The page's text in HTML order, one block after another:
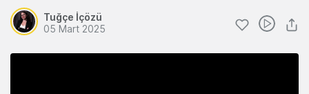
Tuğçe İçözü
05 Mart 2025